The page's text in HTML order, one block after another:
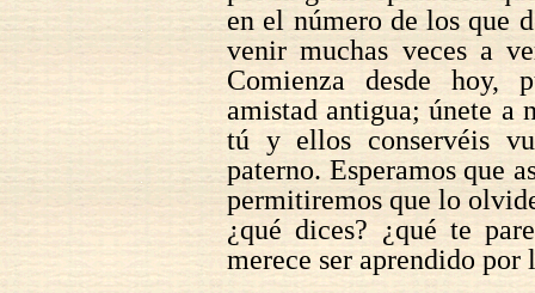
en el número de los que
venir muchas veces a
Comienza desde hoy,
amistad antigua; únete a
tú y ellos conservéis
paterno. Esperamos que
permitiremos que lo
¿qué dices? ¿qué te
merece ser aprendido por